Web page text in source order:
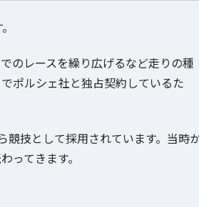
のレースを繰り広げるなど走りの種
ポルシェ社と独占契約しているた
技として採用されています。当時
ってきます。